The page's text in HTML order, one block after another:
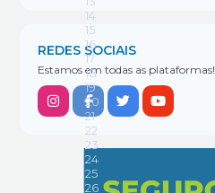
REDES SOCIAIS
Estamos em todas as plataformas!